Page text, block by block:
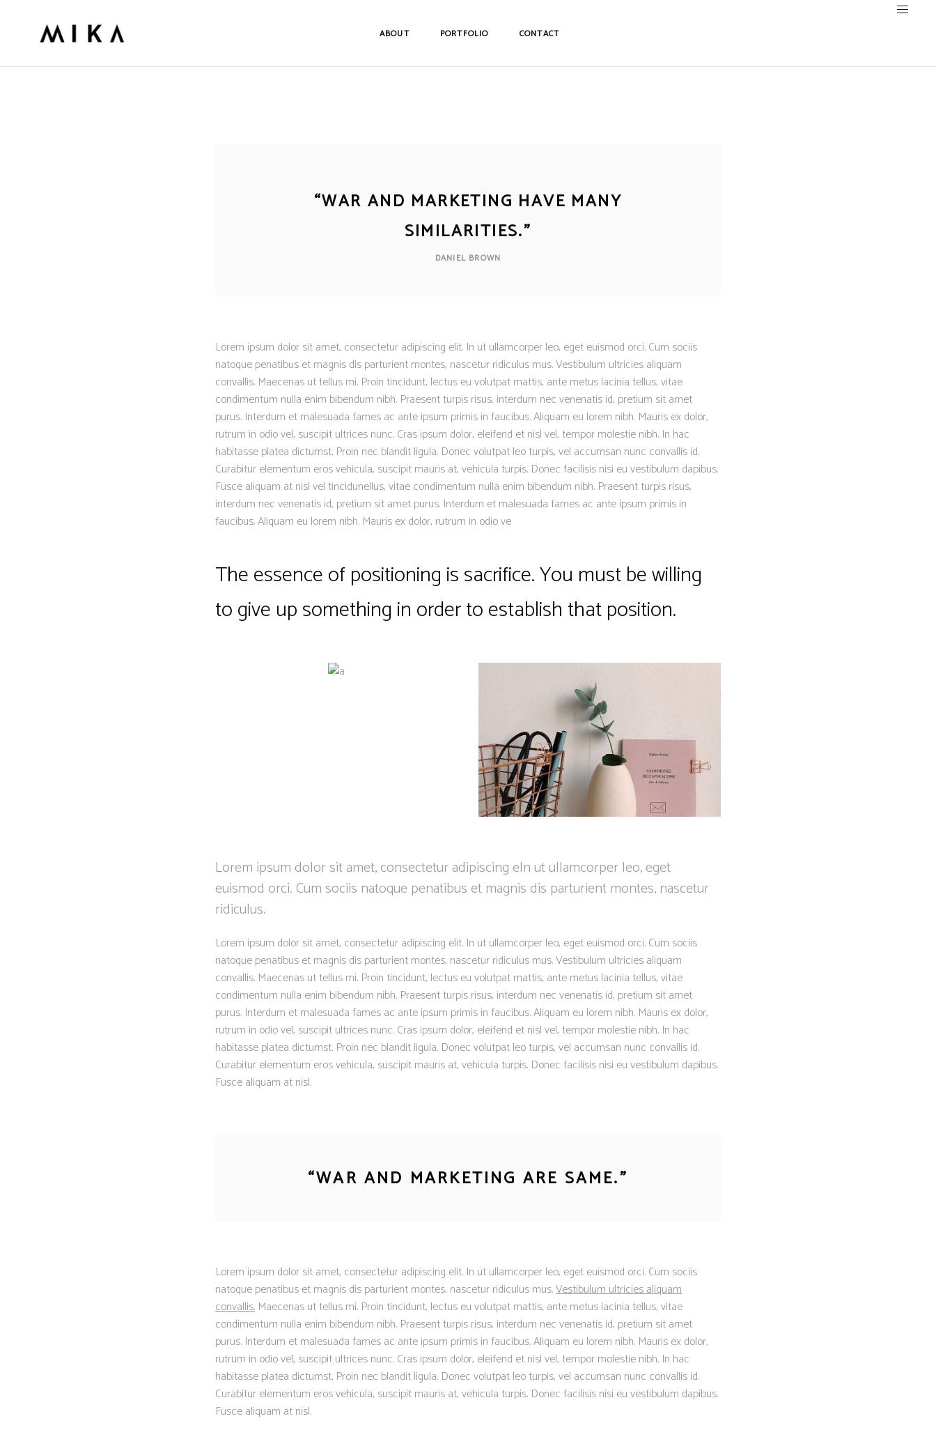
ABOUT PORTFOLIO CONTACT
“WAR AND MARKETING HAVE MANY
SIMILARITIES.”
DANIEL BROWN
Lorem ipsum dolor sit amet, consectetur adipiscing elit. In ut ullamcorper leo, eget euismod orci. Cum sociis
natoque penatibus et magnis dis parturient montes, nascetur ridiculus mus. Vestibulum ultricies aliquam
convallis. Maecenas ut tellus mi. Proin tincidunt, lectus eu volutpat mattis, ante metus lacinia tellus, vitae
condimentum nulla enim bibendum nibh. Praesent turpis risus, interdum nec venenatis id, pretium sit amet
purus. Interdum et malesuada fames ac ante ipsum primis in faucibus. Aliquam eu lorem nibh. Mauris ex dolor,
rutrum in odio vel, suscipit ultrices nunc. Cras ipsum dolor, eleifend et nisl vel, tempor molestie nibh. In hac
habitasse platea dictumst. Proin nec blandit ligula. Donec volutpat leo turpis, vel accumsan nunc convallis id.
Curabitur elementum eros vehicula, suscipit mauris at, vehicula turpis. Donec facilisis nisi eu vestibulum dapibus.
Fusce aliquam at nisl vel tincidunellus, vitae condimentum nulla enim bibendum nibh. Praesent turpis risus,
interdum nec venenatis id, pretium sit amet purus. Interdum et malesuada fames ac ante ipsum primis in
faucibus. Aliquam eu lorem nibh. Mauris ex dolor, rutrum in odio ve
The essence of positioning is sacrifice. You must be willing
to give up something in order to establish that position.
Lorem ipsum dolor sit amet, consectetur adipiscing eln ut ullamcorper leo, eget
euismod orci. Cum sociis natoque penatibus et magnis dis parturient montes, nascetur
ridiculus.
Lorem ipsum dolor sit amet, consectetur adipiscing elit. In ut ullamcorper leo, eget euismod orci. Cum sociis
natoque penatibus et magnis dis parturient montes, nascetur ridiculus mus. Vestibulum ultricies aliquam
convallis. Maecenas ut tellus mi. Proin tincidunt, lectus eu volutpat mattis, ante metus lacinia tellus, vitae
condimentum nulla enim bibendum nibh. Praesent turpis risus, interdum nec venenatis id, pretium sit amet
purus. Interdum et malesuada fames ac ante ipsum primis in faucibus. Aliquam eu lorem nibh. Mauris ex dolor,
rutrum in odio vel, suscipit ultrices nunc. Cras ipsum dolor, eleifend et nisl vel, tempor molestie nibh. In hac
habitasse platea dictumst. Proin nec blandit ligula. Donec volutpat leo turpis, vel accumsan nunc convallis id.
Curabitur elementum eros vehicula, suscipit mauris at, vehicula turpis. Donec facilisis nisi eu vestibulum dapibus.
Fusce aliquam at nisl.
“WAR AND MARKETING ARE SAME.”
Lorem ipsum dolor sit amet, consectetur adipiscing elit. In ut ullamcorper leo, eget euismod orci. Cum sociis
natoque penatibus et magnis dis parturient montes, nascetur ridiculus mus.Vestibulum ultricies aliquam
convallis. Maecenas ut tellus mi. Proin tincidunt, lectus eu volutpat mattis, ante metus lacinia tellus, vitae
condimentum nulla enim bibendum nibh. Praesent turpis risus, interdum nec venenatis id, pretium sit amet
purus. Interdum et malesuada fames ac ante ipsum primis in faucibus. Aliquam eu lorem nibh. Mauris ex dolor,
rutrum in odio vel, suscipit ultrices nunc. Cras ipsum dolor, eleifend et nisl vel, tempor molestie nibh. In hac
habitasse platea dictumst. Proin nec blandit ligula. Donec volutpat leo turpis, vel accumsan nunc convallis id.
Curabitur elementum eros vehicula, suscipit mauris at, vehicula turpis. Donec facilisis nisi eu vestibulum dapibus.
Fusce aliquam at nisl.